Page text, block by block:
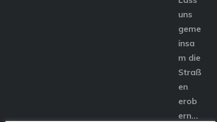
uns
geme
insa
m die
Straß
en
erob
ern…